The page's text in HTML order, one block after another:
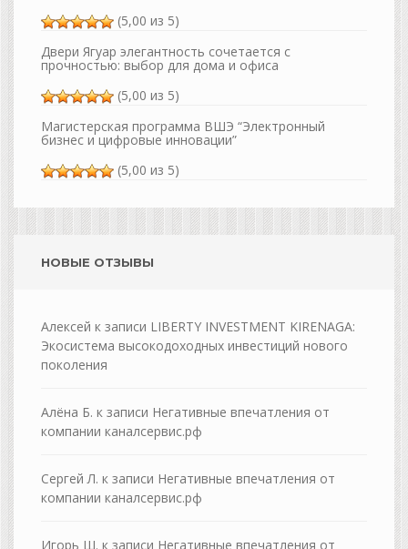
(5,00 из 5)
Двери Ягуар элегантность сочетается с
прочностью: выбор для дома и офиса
(5,00 из 5)
Магистерская программа ВШЭ “Электронный
бизнес и цифровые инновации”
(5,00 из 5)
НОВЫЕ ОТЗЫВЫ
Алексей к записи LIBERTY INVESTMENT KIRENAGA:
Экосистема высокодоходных инвестиций нового
поколения
Алёна Б. к записи Негативные впечатления от
компании каналсервис.рф
Сергей Л. к записи Негативные впечатления от
компании каналсервис.рф
Игорь Ш. к записи Негативные впечатления от